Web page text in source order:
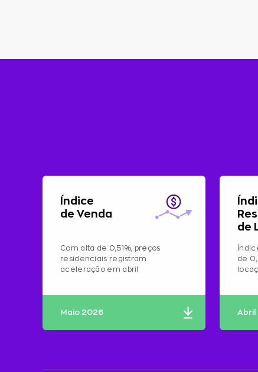
Índice
de Venda
Com alta de 0,51%, preços
residenciais registram
aceleração em abril
Maio 2026
de
de
Abril